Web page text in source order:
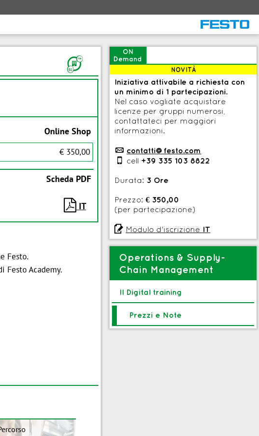
F
Online Shop
€ 350,00
Scheda PDF
 IT
Festo.
Festo Academy.
ON
Demand
NOVITÀ
Iniziativa attivabile a richiesta con
un minimo di 1 partecipazioni.
Nel caso vogliate acquistare
licenze per gruppi numerosi,
contattateci per maggiori
informazioni.
p contatti@festo.com
 cell +39 335 103 8822
Durata: 3 Ore
Prezzo:€ 350,00
(per partecipazione)
 Modulo d'iscrizione IT
Operations & Supply-
Chain Management
Il Digital training
Prezzi e Note